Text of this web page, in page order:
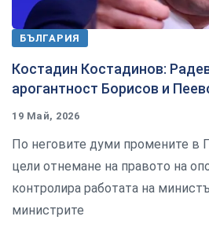
БЪЛГАРИЯ
Костадин Костадинов:
арогантност Борисов и
19 Май, 2026
По неговите думи промените в
цели отнемане на правото на
контролира работата на
министрите